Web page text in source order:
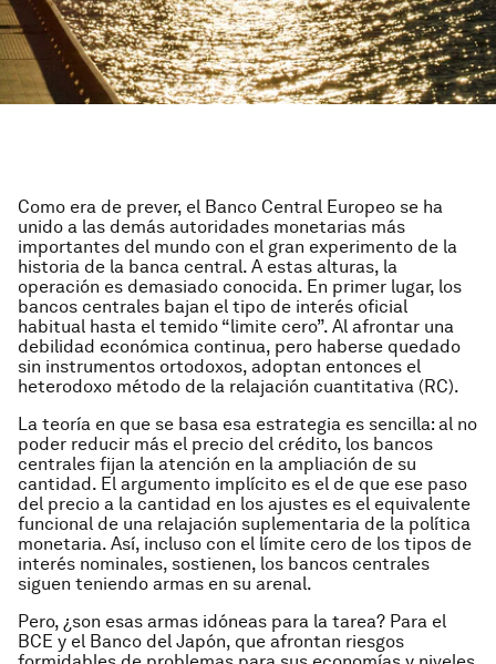
Como era de prever, el Banco Central Europeo se ha
unido a las demás autoridades monetarias más
importantes del mundo con el gran experimento de la
historia de la banca central. A estas alturas, la
operación es demasiado conocida. En primer lugar, los
bancos centrales bajan el tipo de interés oficial
habitual hasta el temido “limite cero”. Al afrontar una
debilidad económica continua, pero haberse quedado
sin instrumentos ortodoxos, adoptan entonces el
heterodoxo método de la relajación cuantitativa (RC).
La teoría en que se basa esa estrategia es sencilla: al no
poder reducir más el precio del crédito, los bancos
centrales fijan la atención en la ampliación de su
cantidad. El argumento implícito es el de que ese paso
del precio a la cantidad en los ajustes es el equivalente
funcional de una relajación suplementaria de la política
monetaria. Así, incluso con el límite cero de los tipos de
interés nominales, sostienen, los bancos centrales
siguen teniendo armas en su arenal.
Pero, ¿son esas armas idóneas para la tarea? Para el
BCE y el Banco del Japón, que afrontan riesgos